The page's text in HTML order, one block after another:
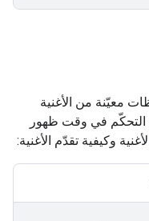
معيّنة من الأغنية
التحكّم في وقت ظهور
وكيفية تقدّم الأغنية: